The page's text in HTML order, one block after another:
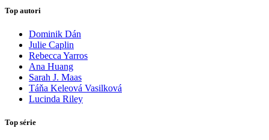
Top autori
Dominik Dán
Julie Caplin
Rebecca Yarros
Ana Huang
Sarah J. Maas
Táňa Keleová Vasilková
Lucinda Riley
Top série